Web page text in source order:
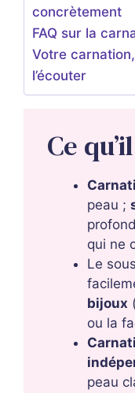
concrètement
FAQ sur la
Votre
l’écouter
Ce
peau ;
qui ne
Le
bijoux
ou la
peau